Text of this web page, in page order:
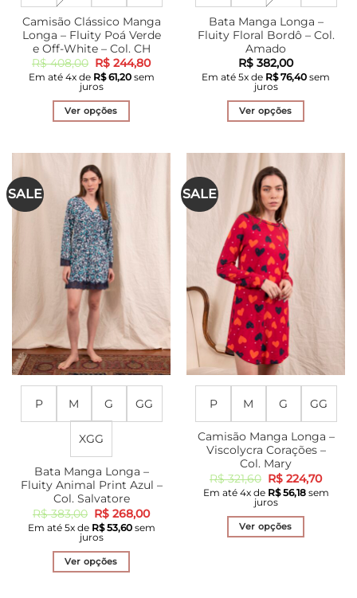
Camisão Clássico Manga
Longa – Fluity Poá Verde
e Off-White – Col. CH
R$408,00 O
preço
original
era:
R$ 408,00.
R$ 244,80O
preço
atual
Em até 4x de R$61,20sem
juros
Ver opções
tem
várias
variantes.
As
opções
podem
ser
escolhidas
na
página
do
produto
Bata Manga Longa –
Fluity Floral Bordô – Col.
Amado
R$ 382,00
Em até 5x de R$76,40 sem
juros
Ver opções
várias
variantes.
As
opções
podem
ser
escolhidas
na
página
do
produto
SALE
P M G GG
XGG
Bata Manga Longa –
Fluity Animal Print Azul –
Col. Salvatore
R$383,00 O
preço
original
era:
R$ 383,00.
R$ 268,00O
preço
atual
Em até 5x de R$53,60sem
juros
Ver opções
SALE
P M G GG
Camisão Manga Longa –
Viscolycra Corações –
Col. Mary
R$321,60 O
preço
original
era:
R$ 321,60.
R$ 224,70O
preço
atual
Em até 4x de R$56,18sem
juros
Ver opções